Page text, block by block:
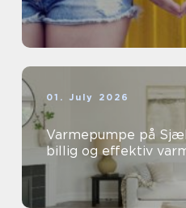
01. July 2026
Varmepumpe på
billig og effektiv